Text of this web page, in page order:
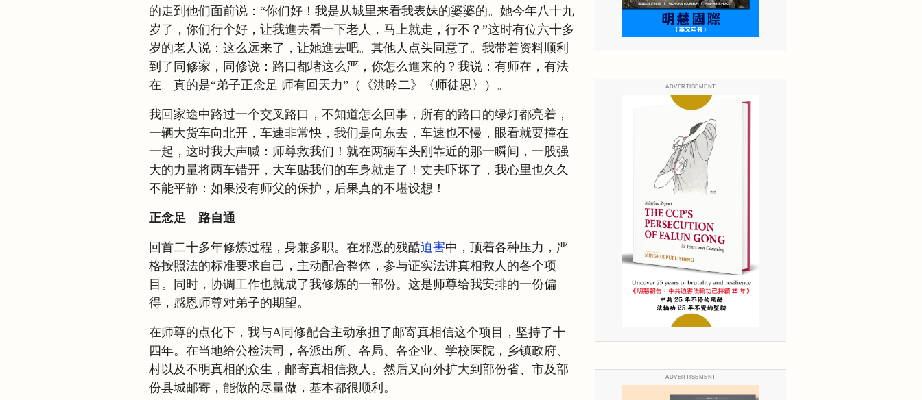
的走到他们面前说：“你们好！我是从城里来看我表妹的婆婆的。她今年八十九
岁了，你们行个好，让我進去看一下老人，马上就走，行不？”这时有位六十多
岁的老人说：这么远来了，让她進去吧。其他人点头同意了。我带着资料顺利
到了同修家，同修说：路口都堵这么严，你怎么進来的？我说：有师在，有法
在。真的是“弟子正念足 师有回天力”（《洪吟二》〈师徒恩〉）。
我回家途中路过一个交叉路口，不知道怎么回事，所有的路口的绿灯都亮着，
一辆大货车向北开，车速非常快，我们是向东去，车速也不慢，眼看就要撞在
一起，这时我大声喊：师尊救我们！就在两辆车头刚靠近的那一瞬间，一股强
大的力量将两车错开，大车贴我们的车身就走了！丈夫吓坏了，我心里也久久
不能平静：如果没有师父的保护，后果真的不堪设想！
正念足 路自通
回首二十多年修炼过程，身兼多职。在邪恶的残酷迫害中，顶着各种压力，严
格按照法的标准要求自己，主动配合整体，参与证实法讲真相救人的各个项
目。同时，协调工作也就成了我修炼的一部份。这是师尊给我安排的一份偏
得，感恩师尊对弟子的期望。
在师尊的点化下，我与A同修配合主动承担了邮寄真相信这个项目，坚持了十
四年。在当地给公检法司，各派出所、各局、各企业、学校医院，乡镇政府、
村以及不明真相的众生，邮寄真相信救人。然后又向外扩大到部份省、市及部
份县城邮寄，能做的尽量做，基本都很顺利。
ADVERTISEMENT
ADVERTISEMENT